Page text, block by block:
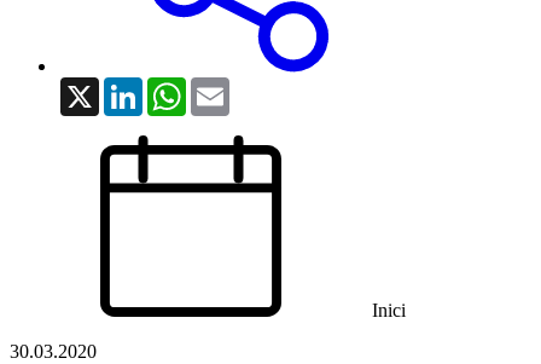
X LinkedInWhatsApp
Inici
30.03.2020